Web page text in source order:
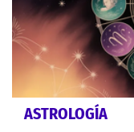
ASTROLOGÍA